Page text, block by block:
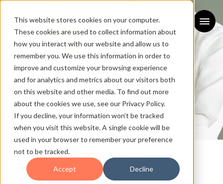
This website stores cookies on your computer.
These cookies are used to collect information about
how you interact with our website and allow us to
remember you. We use this information in order to
improve and customize your browsing experience
and for analytics and metrics about our visitors both
on this website and other media. To find out more
about the cookies we use, see our Privacy Policy.
If you decline, your information won’t be tracked
when you visit this website. A single cookie will be
used in your browser to remember your preference
not to be tracked.
Accept Decline
資料ダウンロード
DOWNLOAD